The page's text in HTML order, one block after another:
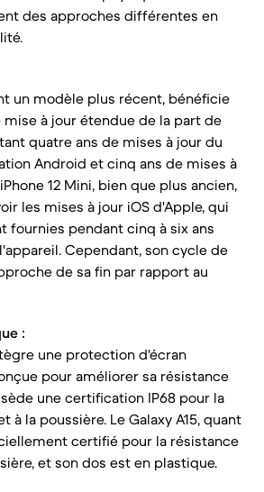
des approches différentes en
un modèle plus récent, bénéficie
à jour étendue de la part de
quatre ans de mises à jour du
Android et cinq ans de mises à
12 Mini, bien que plus ancien,
les mises à jour iOS d'Apple, qui
fournies pendant cinq à six ans
Cependant, son cycle de
de sa fin par rapport au
:
une protection d'écran
pour améliorer sa résistance
une certification IP68 pour la
à la poussière. Le Galaxy A15, quant
certifié pour la résistance
et son dos est en plastique.